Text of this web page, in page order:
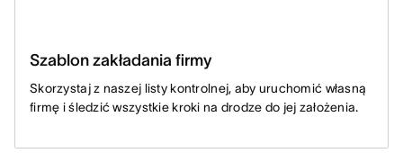
Szablon zakładania firmy
Skorzystaj z naszej listy kontrolnej, aby uruchomić własną
firmę i śledzić wszystkie kroki na drodze do jej założenia.